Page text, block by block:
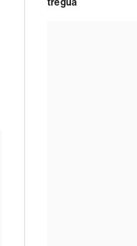
tregua